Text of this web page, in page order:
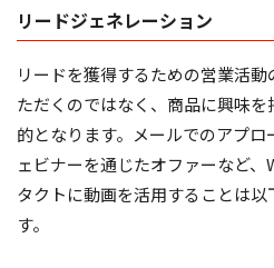
リードジェネレーション
リードを獲得するための営業活
ただくのではなく、商品に興味
的となります。メールでのアプ
ェビナーを通じたオファーなど
タクトに動画を活用することは
す。